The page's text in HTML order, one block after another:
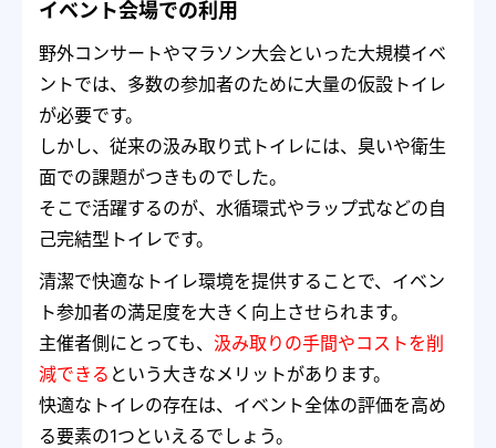
イベント会場での利用
野外コンサートやマラソン大会といった大規模イベ
ントでは、多数の参加者のために大量の仮設トイレ
が必要です。
しかし、従来の汲み取り式トイレには、臭いや衛生
面での課題がつきものでした。
そこで活躍するのが、水循環式やラップ式などの自
己完結型トイレです。
清潔で快適なトイレ環境を提供することで、イベン
ト参加者の満足度を大きく向上させられます。
主催者側にとっても、 汲み取りの手間やコストを削
減できる という大きなメリットがあります。
快適なトイレの存在は、イベント全体の評価を高め
る要素の1つといえるでしょう。